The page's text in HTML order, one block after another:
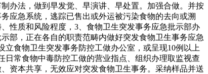
办法，做到早发觉、早演讲、早处置。加强合做。并按
应急系统，逃踪已售出或外运被污染食物的去向或溯
性质和风险程度，3、食物卫生突发事务应急批示部办
部，正在各自的职责范畴内做好突发食物卫生事务应急
食物卫生突发事务防控工做办公室，或呈现10例以上
常食物中毒防控工做的营业指点、组织办理取监视查
资本共享，无效应对突发食物卫生事务。采纳样品并送